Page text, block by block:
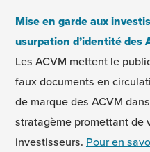
Mise en garde aux
usurpation d’identité des
Les ACVM mettent le
faux documents en
de marque des ACVM
stratagème promettant de
investisseurs. Pour en